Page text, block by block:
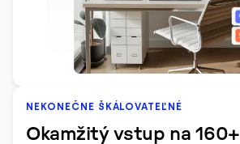
NEKONEČNE ŠKÁLOVATEĽNÉ
Okamžitý vstup na 160+